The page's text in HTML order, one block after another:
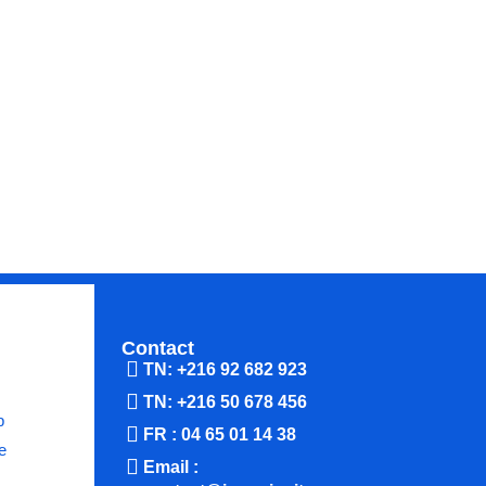
Contact
TN: +216 92 682 923
TN: +216 50 678 456
FR : 04 65 01 14 38
Email :